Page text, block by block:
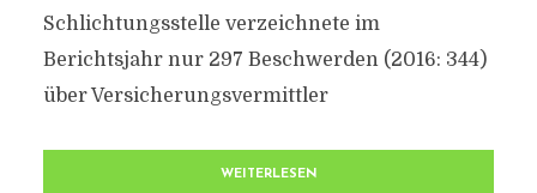
Schlichtungsstelle verzeichnete im
Berichtsjahr nur 297 Beschwerden (2016: 344)
über Versicherungsvermittler
WEITERLESEN